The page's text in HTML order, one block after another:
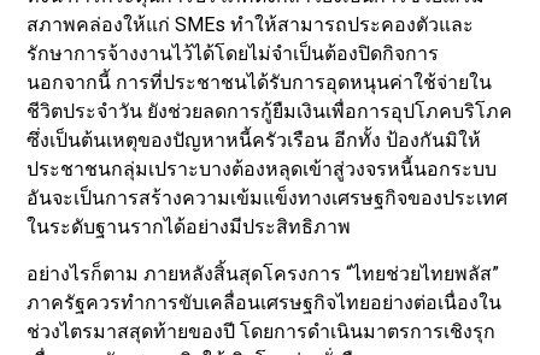
สภาพคล่องให้แก่ SMEs ทำให้สามารถประคองตัวและ
รักษาการจ้างงานไว้ได้โดยไม่จำเป็นต้องปิดกิจการ
นอกจากนี้ การที่ประชาชนได้รับการอุดหนุนค่าใช้จ่ายใน
ชีวิตประจำวัน ยังช่วยลดการกู้ยืมเงินเพื่อการอุปโภคบริโภค
ซึ่งเป็นต้นเหตุของปัญหาหนี้ครัวเรือน อีกทั้ง ป้องกันมิให้
ประชาชนกลุ่มเปราะบางต้องหลุดเข้าสู่วงจรหนี้นอกระบบ
อันจะเป็นการสร้างความเข้มแข็งทางเศรษฐกิจของประเทศ
ในระดับฐานรากได้อย่างมีประสิทธิภาพ
อย่างไรก็ตาม ภายหลังสิ้นสุดโครงการ “ไทยช่วยไทยพลัส”
ภาครัฐควรทำการขับเคลื่อนเศรษฐกิจไทยอย่างต่อเนื่องใน
ช่วงไตรมาสสุดท้ายของปี โดยการดำเนินมาตรการเชิงรุก